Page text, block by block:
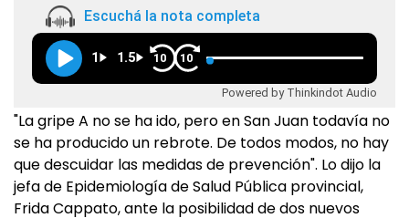
Escuchá la nota completa
1 1.5 10 10
Powered by Thinkindot Audio
"La gripe A no se ha ido, pero en San Juan todavía no
se ha producido un rebrote. De todos modos, no hay
que descuidar las medidas de prevención". Lo dijo la
jefa de Epidemiología de Salud Pública provincial,
Frida Cappato, ante la posibilidad de dos nuevos